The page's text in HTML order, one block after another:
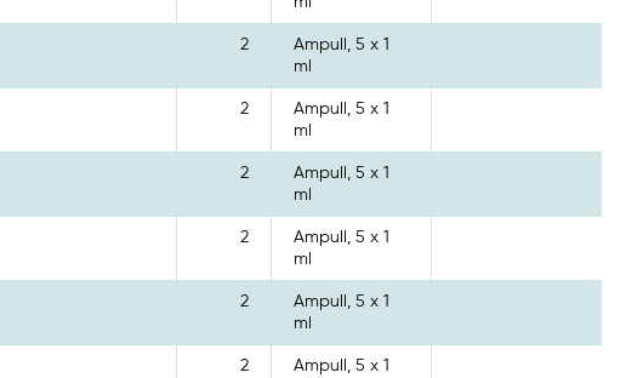
2
Ampull, 5 x 1
ml
2
Ampull, 5 x 1
ml
2
Ampull, 5 x 1
ml
2
Ampull, 5 x 1
ml
2
Ampull, 5 x 1
ml
2
Ampull, 5 x 1